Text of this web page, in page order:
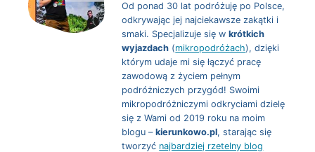
Od ponad 30 lat podróżuję po Polsce,
odkrywając jej najciekawsze zakątki i
smaki. Specjalizuje się wkrótkich
wyjazdach (mikropodróżach), dzięki
którym udaje mi się łączyć pracę
zawodową z życiem pełnym
podróżniczych przygód! Swoimi
mikropodróżniczymi odkryciami dzielę
się z Wami od 2019 roku na moim
blogu –kierunkowo.pl, starając się
tworzyć najbardziej rzetelny blog